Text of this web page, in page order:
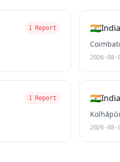
1 Report 🇮🇳India
2026-08-
1 Report 🇮🇳India
2026-08-